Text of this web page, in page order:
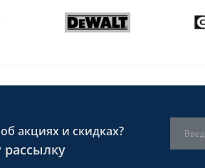
акциях и скидках?